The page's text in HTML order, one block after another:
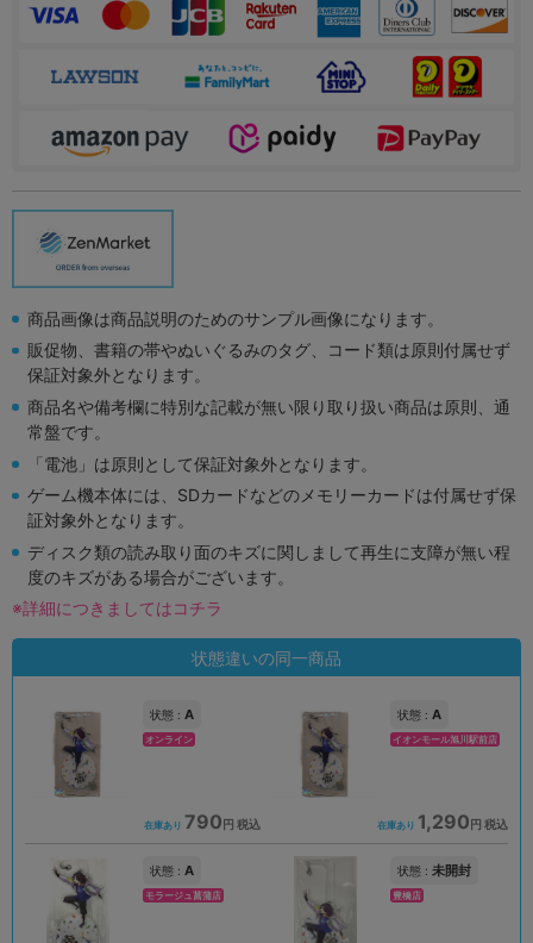
商品画像は商品説明のためのサンプル画像になります。
販促物、書籍の帯やぬいぐるみのタグ、コード類は原則付属せず
保証対象外となります。
商品名や備考欄に特別な記載が無い限り取り扱い商品は原則、通
常盤です。
「電池」は原則として保証対象外となります。
ゲーム機本体には、SDカードなどのメモリーカードは付属せず保
証対象外となります。
ディスク類の読み取り面のキズに関しまして再生に支障が無い程
度のキズがある場合がございます。
※詳細につきましてはコチラ
状態違いの同一商品
状態 : A
オンライン
在庫あり 790 円 税込
状態 : A
イオンモール旭川駅前店
在庫あり 1,290 円 税込
状態 : A
モラージュ菖蒲店
状態 : 未開封
豊橋店